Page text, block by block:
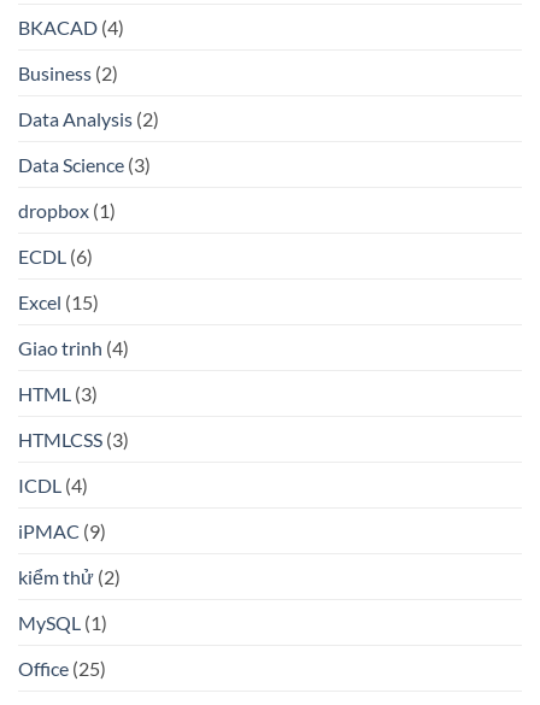
BKACAD (4)
Business (2)
Data Analysis (2)
Data Science (3)
dropbox (1)
ECDL (6)
Excel (15)
Giao trinh (4)
HTML (3)
HTMLCSS (3)
ICDL (4)
iPMAC (9)
kiểm thử (2)
MySQL (1)
Office (25)